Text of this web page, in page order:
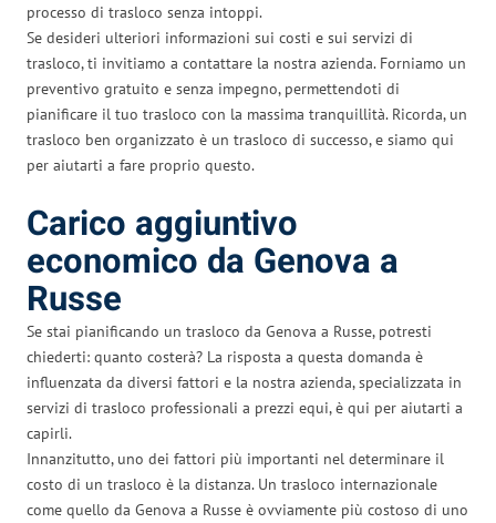
processo di trasloco senza intoppi.
Se desideri ulteriori informazioni sui costi e sui servizi di
trasloco, ti invitiamo a contattare la nostra azienda. Forniamo un
preventivo gratuito e senza impegno, permettendoti di
pianificare il tuo trasloco con la massima tranquillità. Ricorda, un
trasloco ben organizzato è un trasloco di successo, e siamo qui
per aiutarti a fare proprio questo.
Carico aggiuntivo
economico da Genova a
Russe
Se stai pianificando un trasloco da Genova a Russe, potresti
chiederti: quanto costerà? La risposta a questa domanda è
influenzata da diversi fattori e la nostra azienda, specializzata in
servizi di trasloco professionali a prezzi equi, è qui per aiutarti a
capirli.
Innanzitutto, uno dei fattori più importanti nel determinare il
costo di un trasloco è la distanza. Un trasloco internazionale
come quello da Genova a Russe è ovviamente più costoso di uno